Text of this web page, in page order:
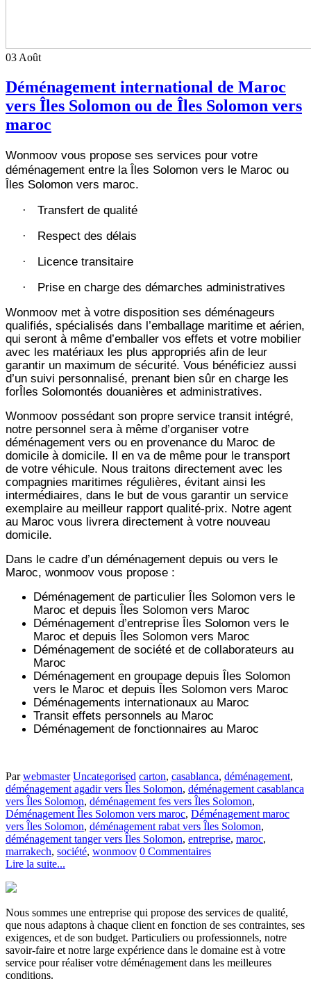
03 Août
Déménagement international de Maroc
vers Îles Solomon ou de Îles Solomon vers
maroc
Wonmoov vous propose ses services pour votre
déménagement entre la Îles Solomon vers le Maroc ou
Îles Solomon vers maroc.
· Transfert de qualité
· Respect des délais
· Licence transitaire
·
Prise en charge des démarches administratives
Wonmoov met à votre disposition ses déménageurs
qualifiés, spécialisés dans l’emballage maritime et aérien,
qui seront à même d’emballer vos effets et votre mobilier
avec les matériaux les plus appropriés afin de leur
garantir un maximum de sécurité. Vous bénéficiez aussi
d’un suivi personnalisé, prenant bien sûr en charge les
forÎles Solomontés douanières et administratives.
Wonmoov possédant son propre service transit intégré,
notre personnel sera à même d’organiser votre
déménagement vers ou en provenance du Maroc de
domicile à domicile. Il en va de même pour le transport
de votre véhicule. Nous traitons directement avec les
compagnies maritimes régulières, évitant ainsi les
intermédiaires, dans le but de vous garantir un service
exemplaire au meilleur rapport qualité-prix. Notre agent
au Maroc vous livrera directement à votre nouveau
domicile.
Dans le cadre d’un déménagement depuis ou vers le
Maroc, wonmoov vous propose :
Déménagement de particulierÎles Solomon vers le
Maroc et depuisÎles Solomon vers Maroc
Déménagement d’entrepriseÎles Solomon vers le
Maroc et depuisÎles Solomon vers Maroc
Déménagement de société et de collaborateurs au
Maroc
Déménagement en groupage depuisÎles Solomon
vers le Maroc et depuisÎles Solomon vers Maroc
Déménagements internationaux au Maroc
Transit effets personnels au Maroc
Déménagement de fonctionnaires au Maroc
Parwebmaster Uncategorised carton, casablanca, déménagement,
déménagement agadir vers Îles Solomon, déménagement casablanca
vers Îles Solomon, déménagement fes vers Îles Solomon,
Déménagement Îles Solomon vers maroc, Déménagement maroc
vers Îles Solomon, déménagement rabat vers Îles Solomon,
déménagement tanger vers Îles Solomon, entreprise, maroc,
marrakech, société, wonmoov 0 Commentaires
Lire la suite...
Nous sommes une entreprise qui propose des services de qualité,
que nous adaptons à chaque client en fonction de ses contraintes, ses
exigences, et de son budget. Particuliers ou professionnels, notre
savoir-faire et notre large expérience dans le domaine est à votre
service pour réaliser votre déménagement dans les meilleures
conditions.